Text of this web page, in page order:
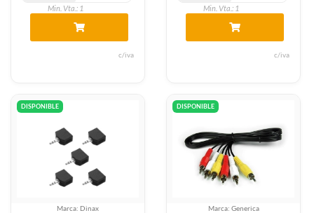
Min. Vta.: 1
c/iva
Min. Vta.: 1
c/iva
DISPONIBLE
Marca: Dinax
DISPONIBLE
Marca: Generica